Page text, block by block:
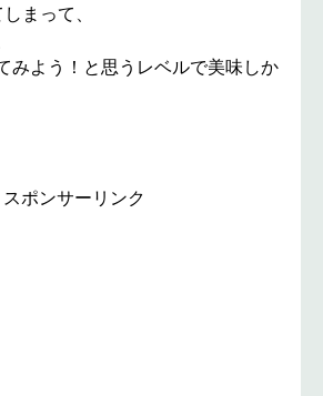
まって、
みよう！と思うレベルで美味しか
スポンサーリンク